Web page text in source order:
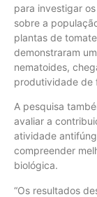
para investigar
sobre a
plantas de
demonstraram
nematoides,
produtividade de
A pesquisa
avaliar a
atividade
compreender
biológica.
“Os resultados